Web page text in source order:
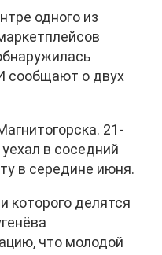
одного из
сообщают о двух
21-
в соседний
в середине июня.
которого делятся
что молодой